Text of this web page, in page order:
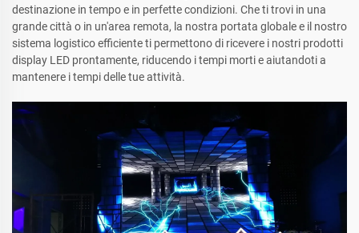
destinazione in tempo e in perfette condizioni. Che ti trovi in una
grande città o in un'area remota, la nostra portata globale e il nostro
sistema logistico efficiente ti permettono di ricevere i nostri prodotti
display LED prontamente, riducendo i tempi morti e aiutandoti a
mantenere i tempi delle tue attività.